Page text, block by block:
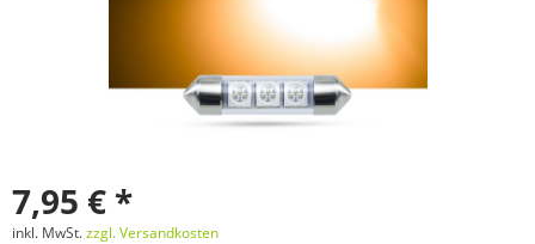
7,95 € *
inkl. MwSt.zzgl. Versandkosten